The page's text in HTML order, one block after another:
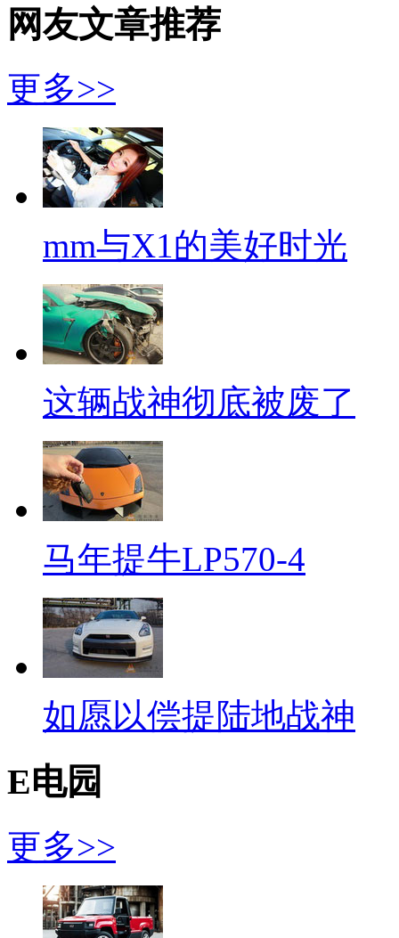
网友文章推荐
更多>>
mm与X1的美好时光
这辆战神彻底被废了
马年提牛LP570-4
如愿以偿提陆地战神
E电园
更多>>